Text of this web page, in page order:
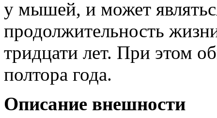
у мышей, и может
продолжительность
тридцати лет. При этом
полтора года.
Описание внешности